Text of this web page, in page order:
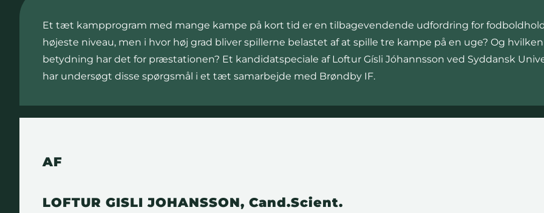
Et tæt kampprogram med mange kampe på kort tid er en tilbagevendende udfordring for
højeste niveau, men i hvor høj grad bliver spillerne belastet af at spille tre kampe på en uge? Og hvilken
betydning har det for præstationen? Et kandidatspeciale af Loftur Gísli Jóhannsson ved Syddansk
har undersøgt disse spørgsmål i et tæt samarbejde med Brøndby IF.
AF
LOFTUR GISLI JOHANSSON, Cand.Scient.